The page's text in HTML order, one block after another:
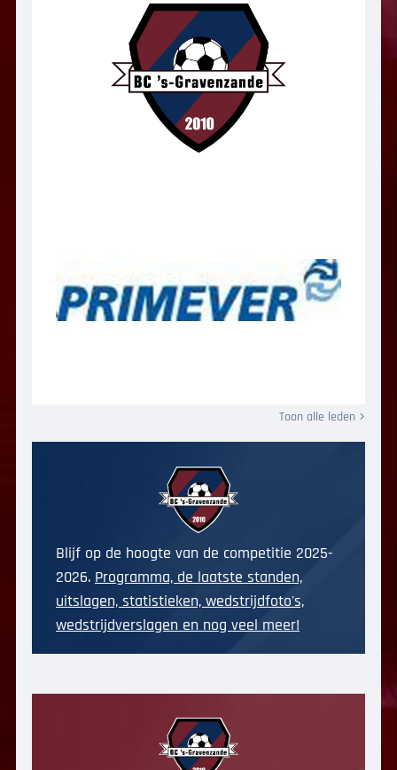
Toon alle leden
Blijf op de hoogte van de competitie 2025-
2026. Programma, de laatste standen,
uitslagen, statistieken, wedstrijdfoto's,
wedstrijdverslagen en nog veel meer!